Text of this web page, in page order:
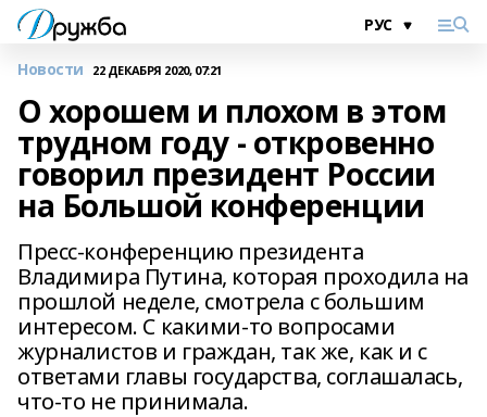
Новости 22 ДЕКАБРЯ 2020, 07:21
О хорошем и плохом в этом
трудном году - откровенно
говорил президент России
на Большой конференции
Пресс-конференцию президента
Владимира Путина, которая проходила на
прошлой неделе, смотрела с большим
интересом. С какими-то вопросами
журналистов и граждан, так же, как и с
ответами главы государства, соглашалась,
что-то не принимала.